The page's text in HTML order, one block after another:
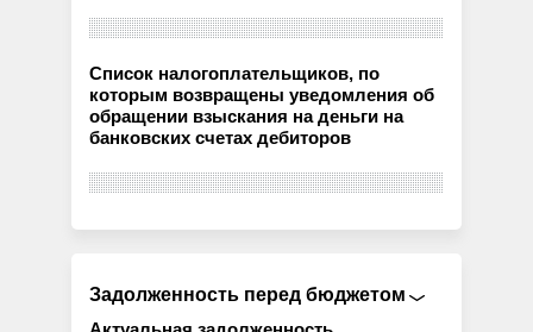
Список налогоплательщиков, по
которым возвращены уведомления об
обращении взыскания на деньги на
банковских счетах дебиторов
Задолженность перед бюджетом